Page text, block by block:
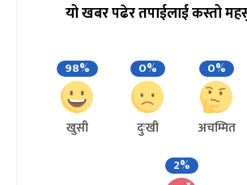
यो खबर पढेर तपाईलाई कस्तो
98%
खुसी
0%
दुःखी
0%
अचम्मित
2%